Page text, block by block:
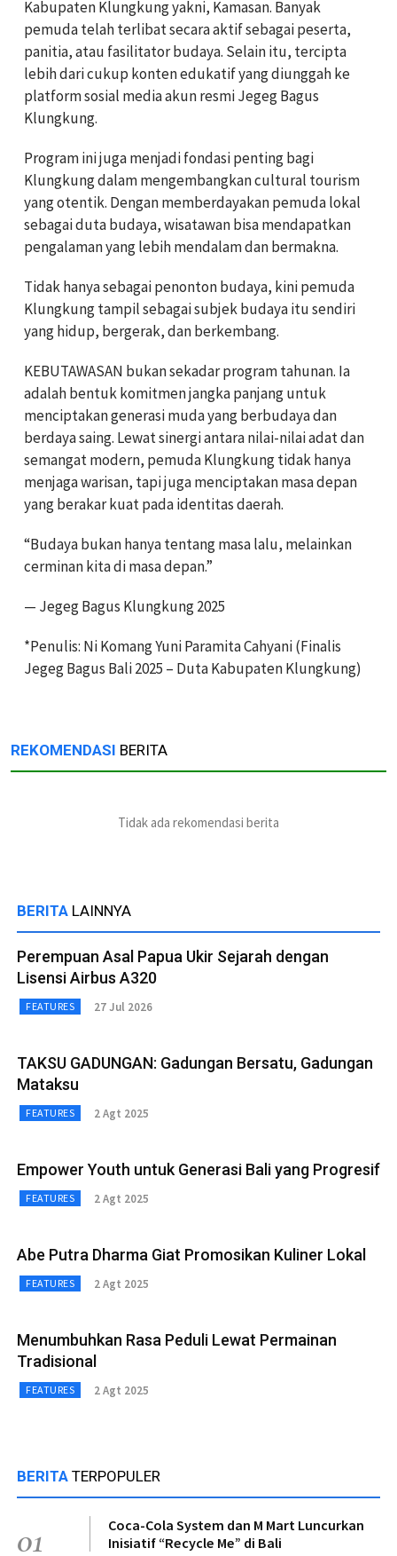
Kabupaten Klungkung yakni, Kamasan. Banyak
pemuda telah terlibat secara aktif sebagai peserta,
panitia, atau fasilitator budaya. Selain itu, tercipta
lebih dari cukup konten edukatif yang diunggah ke
platform sosial media akun resmi Jegeg Bagus
Klungkung.
Program ini juga menjadi fondasi penting bagi
Klungkung dalam mengembangkan cultural tourism
yang otentik. Dengan memberdayakan pemuda lokal
sebagai duta budaya, wisatawan bisa mendapatkan
pengalaman yang lebih mendalam dan bermakna.
Tidak hanya sebagai penonton budaya, kini pemuda
Klungkung tampil sebagai subjek budaya itu sendiri
yang hidup, bergerak, dan berkembang.
KEBUTAWASAN bukan sekadar program tahunan. Ia
adalah bentuk komitmen jangka panjang untuk
menciptakan generasi muda yang berbudaya dan
berdaya saing. Lewat sinergi antara nilai-nilai adat dan
semangat modern, pemuda Klungkung tidak hanya
menjaga warisan, tapi juga menciptakan masa depan
yang berakar kuat pada identitas daerah.
“Budaya bukan hanya tentang masa lalu, melainkan
cerminan kita di masa depan.”
— Jegeg Bagus Klungkung 2025
*Penulis: Ni Komang Yuni Paramita Cahyani (Finalis
Jegeg Bagus Bali 2025 – Duta Kabupaten Klungkung)
REKOMENDASI BERITA
Tidak ada rekomendasi berita
BERITA LAINNYA
Perempuan Asal Papua Ukir Sejarah dengan
Lisensi Airbus A320
FEATURES 27 Jul 2026
TAKSU GADUNGAN: Gadungan Bersatu, Gadungan
Mataksu
FEATURES 2 Agt 2025
Empower Youth untuk Generasi Bali yang Progresif
FEATURES 2 Agt 2025
Abe Putra Dharma Giat Promosikan Kuliner Lokal
FEATURES 2 Agt 2025
Menumbuhkan Rasa Peduli Lewat Permainan
Tradisional
FEATURES 2 Agt 2025
BERITA TERPOPULER
01
Coca-Cola System dan M Mart Luncurkan
Inisiatif “Recycle Me” di Bali